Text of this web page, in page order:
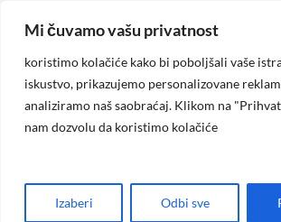
Mi čuvamo vašu privatnost
koristimo kolačiće kako bi poboljšali vaše
iskustvo, prikazujemo personalizovane
analiziramo naš saobraćaj. Klikom na
nam dozvolu da koristimo kolačiće
Izaberi Odbi sve